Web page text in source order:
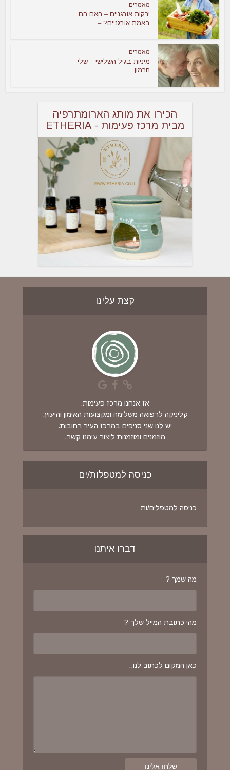
מאמרים
ירקות אורגניים – האם הם
באמת אורגניים? –...
מאמרים
מיניות בגיל השלישי – שלי
חרמון
הכירו את מותג הארומתרפיה
מבית מרכז פעימות - ETHERIA
קצת עלינו
אז אנחנו מרכז פעימות.
קליניקה לרפואה משלימה ומקצועות האימון והיעוץ.
יש לנו שני סניפים במרכז העיר רחובות.
מוזמנים ומוזמנות ליצור עימנו קשר.
כניסה למטפלות/ים
כניסה למטפלים/ות
דברו איתנו
מה שמך ?
מהי כתובת המייל שלך ?
כאן המקום לכתוב לנו..